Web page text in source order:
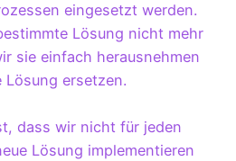
eingesetzt werden.
Lösung nicht mehr
sie einfach herausnehmen
Lösung ersetzen.
dass wir nicht für jeden
Lösung implementieren